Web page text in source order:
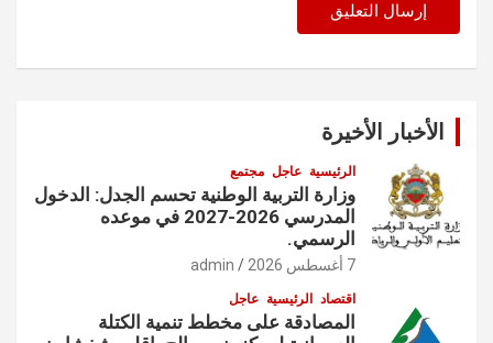
الأخبار الأخيرة
الرئيسية عاجل مجتمع
وزارة التربية الوطنية تحسم الجدل: الدخول
المدرسي 2026-2027 في موعده
الرسمي.
7 أغسطس 2026 admin
اقتصاد الرئيسية عاجل
المصادقة على مخطط تنمية الكتلة